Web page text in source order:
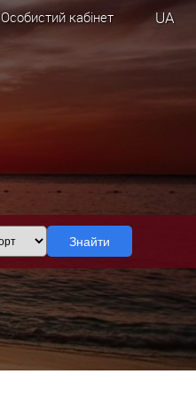
Особистий кабінет UA
Знайти